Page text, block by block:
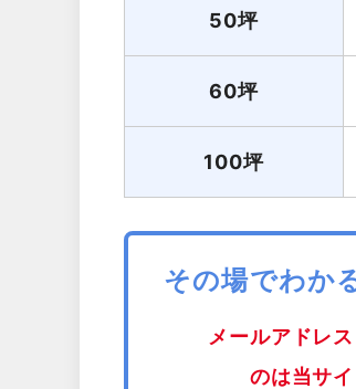
50坪
60坪
100坪
その場でわか
メールアドレ
のは当サイ